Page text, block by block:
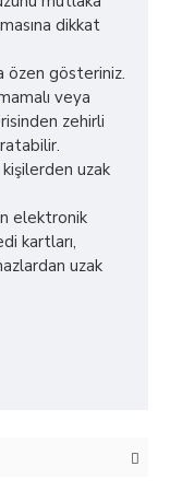
dikkat
özen gösteriniz.
veya
zehirli
uzak
elektronik
kartları,
uzak